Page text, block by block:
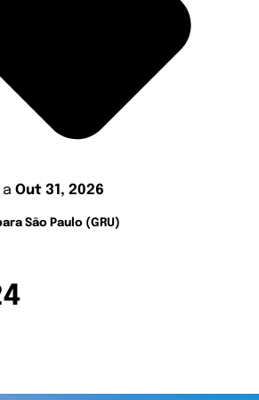
a Out 31, 2026
São Paulo (GRU)